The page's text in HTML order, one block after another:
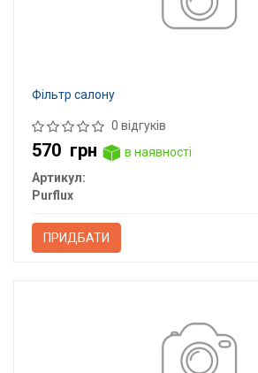
Фільтр салону
0 відгуків
570 грн
в наявності
Артикул:
Purflux
ПРИДБАТИ